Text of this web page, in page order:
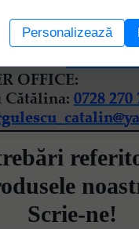
Scrie-ne!
GENERAL:
OFFICE:
Cătălina: 0728 270
Personalizează